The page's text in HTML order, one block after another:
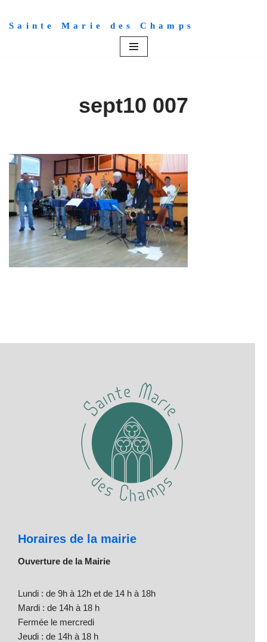
Aller
Sainte Marie des Champs
sept10 007
Horaires de la mairie
Ouverture de la Mairie
Lundi : de 9h à 12h et de 14 h à 18h
Mardi : de 14h à 18 h
Fermée le mercredi
Jeudi : de 14h à 18 h